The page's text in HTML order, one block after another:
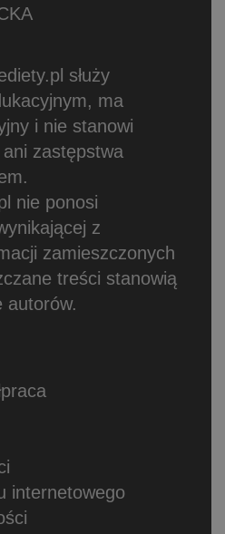
służy
ma
i nie stanowi
zastępstwa
nie ponosi
z
zamieszczonych
treści stanowią
autorów.
internetowego